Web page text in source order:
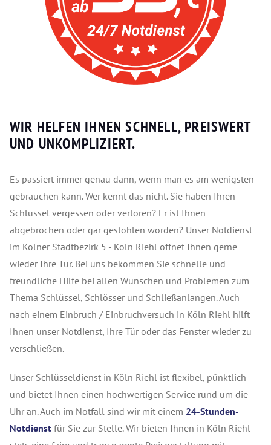
WIR HELFEN IHNEN SCHNELL, PREISWERT
UND UNKOMPLIZIERT.
Es passiert immer genau dann, wenn man es am wenigsten
gebrauchen kann. Wer kennt das nicht. Sie haben Ihren
Schlüssel vergessen oder verloren? Er ist Ihnen
abgebrochen oder gar gestohlen worden? Unser Notdienst
im Kölner Stadtbezirk 5 - Köln Riehl öffnet Ihnen gerne
wieder Ihre Tür. Bei uns bekommen Sie schnelle und
freundliche Hilfe bei allen Wünschen und Problemen zum
Thema Schlüssel, Schlösser und Schließanlangen. Auch
nach einem Einbruch / Einbruchversuch in Köln Riehl hilft
Ihnen unser Notdienst, Ihre Tür oder das Fenster wieder zu
verschließen.
Unser Schlüsseldienst in Köln Riehl ist flexibel, pünktlich
und bietet Ihnen einen hochwertigen Service rund um die
Uhr an. Auch im Notfall sind wir mit einem 24-Stunden-
Notdienst für Sie zur Stelle. Wir bieten Ihnen in Köln Riehl